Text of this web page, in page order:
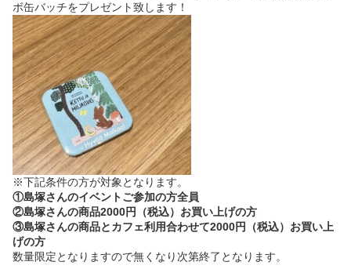
ボ缶バッチをプレゼント致します！
※下記条件の方が対象となります。
①島塚さんのイベントご参加の方全員
②島塚さんの商品2000円（税込）お買い上げの方
③島塚さんの商品とカフェ利用合わせて2000円（税込）お買い上
げの方
数量限定となりますので無くなり次第終了となります。